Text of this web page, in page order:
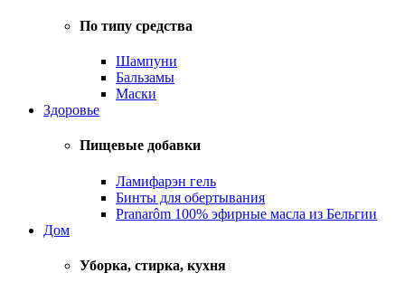
По типу средства
Шампуни
Бальзамы
Маски
Здоровье
Пищевые добавки
Ламифарэн гель
Бинты для обертывания
Pranarôm 100% эфирные масла из Бельгии
Дом
Уборка, стирка, кухня